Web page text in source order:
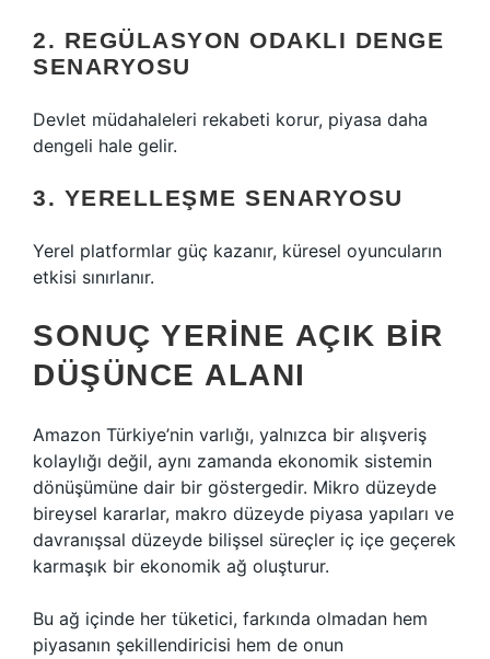
2. REGÜLASYON ODAKLI DENGE
SENARYOSU
Devlet müdahaleleri rekabeti korur, piyasa daha
dengeli hale gelir.
3. YERELLEŞME SENARYOSU
Yerel platformlar güç kazanır, küresel oyuncuların
etkisi sınırlanır.
SONUÇ YERINE AÇIK BIR
DÜŞÜNCE ALANI
Amazon Türkiye’nin varlığı, yalnızca bir alışveriş
kolaylığı değil, aynı zamanda ekonomik sistemin
dönüşümüne dair bir göstergedir. Mikro düzeyde
bireysel kararlar, makro düzeyde piyasa yapıları ve
davranışsal düzeyde bilişsel süreçler iç içe geçerek
karmaşık bir ekonomik ağ oluşturur.
Bu ağ içinde her tüketici, farkında olmadan hem
piyasanın şekillendiricisi hem de onun